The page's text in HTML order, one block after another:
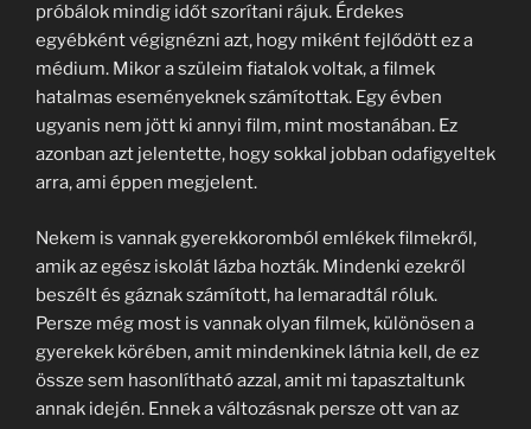
próbálok mindig időt szorítani rájuk. Érdekes
egyébként végignézni azt, hogy miként fejlődött ez a
médium. Mikor a szüleim fiatalok voltak, a filmek
hatalmas eseményeknek számítottak. Egy évben
ugyanis nem jött ki annyi film, mint mostanában. Ez
azonban azt jelentette, hogy sokkal jobban odafigyeltek
arra, ami éppen megjelent.
Nekem is vannak gyerekkoromból emlékek filmekről,
amik az egész iskolát lázba hozták. Mindenki ezekről
beszélt és gáznak számított, ha lemaradtál róluk.
Persze még most is vannak olyan filmek, különösen a
gyerekek körében, amit mindenkinek látnia kell, de ez
össze sem hasonlítható azzal, amit mi tapasztaltunk
annak idején. Ennek a változásnak persze ott van az